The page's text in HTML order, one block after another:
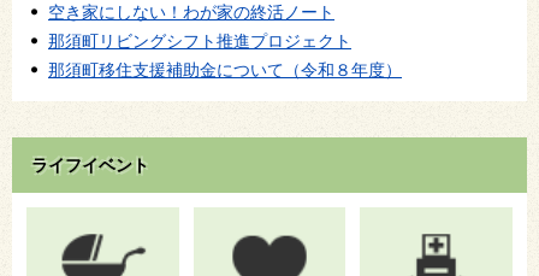
空き家にしない！わが家の終活ノート
那須町リビングシフト推進プロジェクト
那須町移住支援補助金について（令和８年度）
ライフイベント